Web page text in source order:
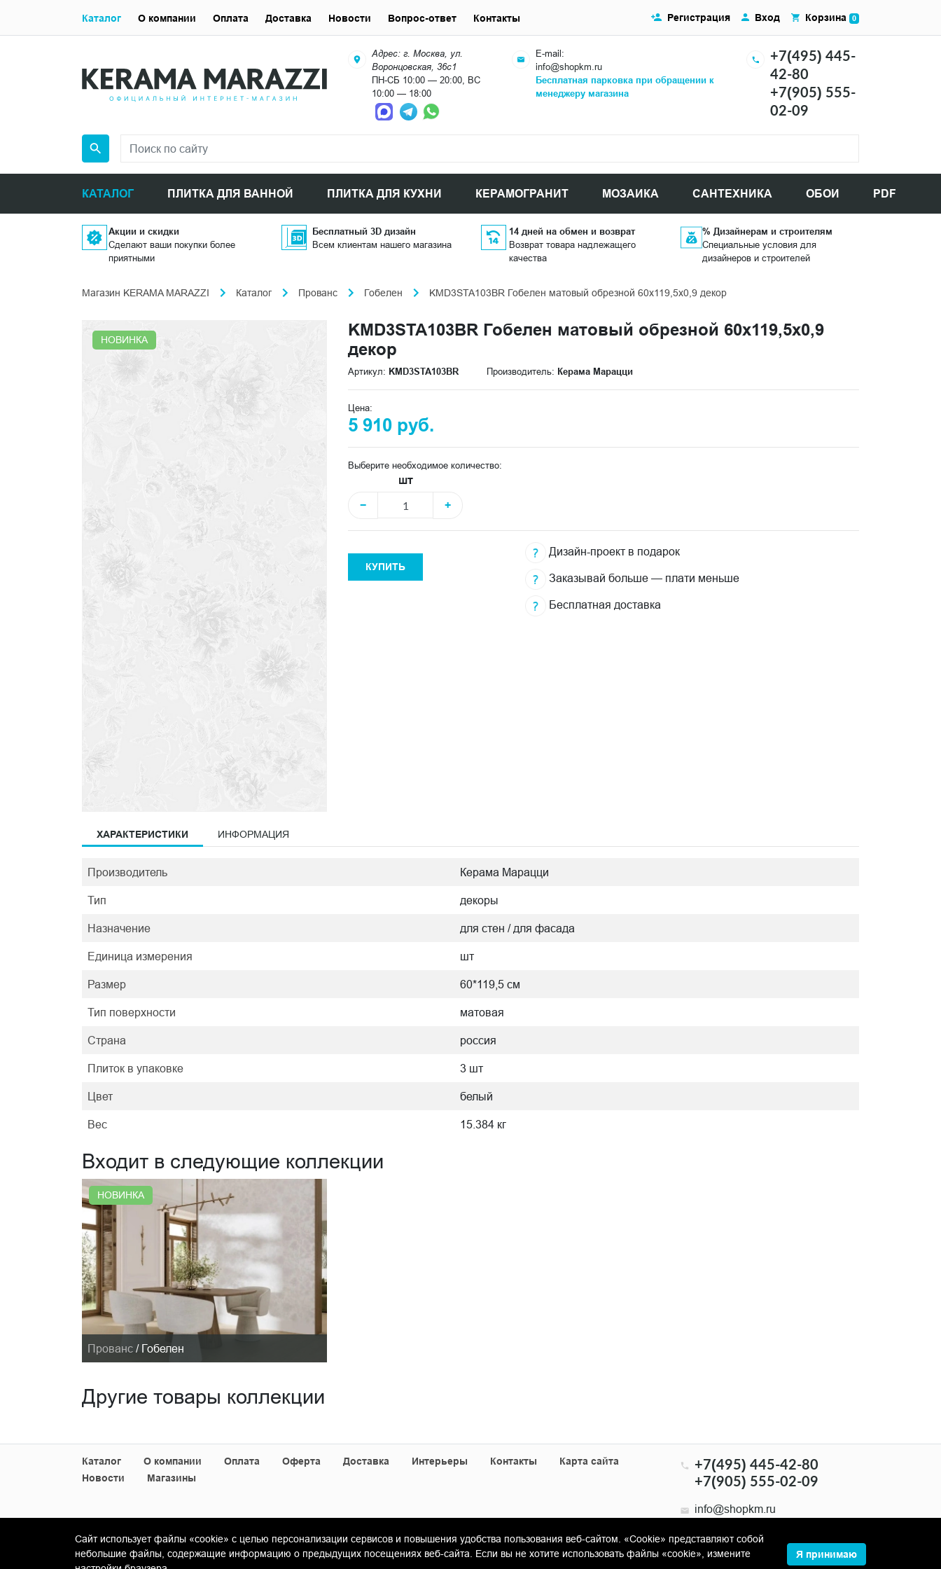
Адрес: г. Москва, ул.
Воронцовская, 36с1
ПН-СБ 10:00 — 20:00, ВС
10:00 — 18:00
E-mail:
info@shopkm.ru
Бесплатная парковка при обращении к
менеджеру магазина
+7(495) 445-
42-80
+7(905) 555-
02-09
КАТАЛОГ ПЛИТКА ДЛЯ ВАННОЙ ПЛИТКА ДЛЯ КУХНИ КЕРАМОГРАНИТ МОЗАИКА САНТЕХНИКА ОБОИ PDF
Регистрация Вход Корзина 0
Каталог О компании Оплата Доставка Новости Вопрос-ответ Контакты
Акции и скидки
Сделают ваши покупки более
приятными
Бесплатный 3D дизайн
Всем клиентам нашего магазина
14 дней на обмен и возврат
Возврат товара надлежащего
качества
% Дизайнерам и строителям
Специальные условия для
дизайнеров и строителей
Магазин KERAMA MARAZZI Каталог Прованс Гобелен KMD3STA103BR Гобелен матовый обрезной 60x119,5x0,9 декор
НОВИНКА
KMD3STA103BR Гобелен матовый обрезной 60x119,5x0,9
декор
Артикул: KMD3STA103BR Производитель: Керама Марацци
Цена:
5 910 руб.
Выберите необходимое количество:
шт
−
+
КУПИТЬ
Дизайн-проект в подарок
Заказывай больше — плати меньше
Бесплатная доставка
ХАРАКТЕРИСТИКИ ИНФОРМАЦИЯ
Производитель Керама Марацци
Тип декоры
Назначение для стен / для фасада
Единица измерения шт
Размер 60*119,5 см
Тип поверхности матовая
Страна россия
Плиток в упаковке 3 шт
Цвет белый
Вес 15.384 кг
Входит в следующие коллекции
НОВИНКА
Прованс / Гобелен
Другие товары коллекции
Каталог О компании Оплата Оферта Доставка Интерьеры Контакты
Карта сайта
Новости
Магазины
+7(495) 445-42-80
+7(905) 555-02-09
info@shopkm.ru
© Copyright 2013-2026 KERAMA MARAZZI, ООО «Гамма Керамика»
Сайт использует файлы «cookie» с целью персонализации сервисов и повышения удобства пользования веб-сайтом. «Cookie» представляют собой
небольшие файлы, содержащие информацию о предыдущих посещениях веб-сайта. Если вы не хотите использовать файлы «cookie», измените
Я принимаю